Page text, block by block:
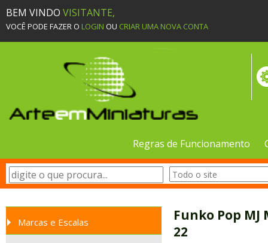
BEM VINDO VISITANTE,
VOCÊ PODE FAZER O LOGIN OU CRIAR UMA NOVA CONTA
Regras de Funcionamento
Marcas e Escalas
Funko Pop
22